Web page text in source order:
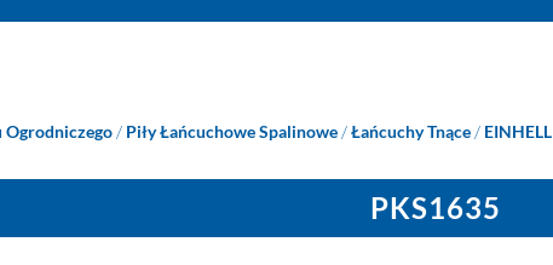
Ogrodniczego / Piły Łańcuchowe Spalinowe /Łańcuchy Tnące / EINHELL
PKS1635